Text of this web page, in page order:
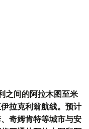
之间的阿拉木图至米
拉克利翁航线。预计
奇姆肯特等城市与安